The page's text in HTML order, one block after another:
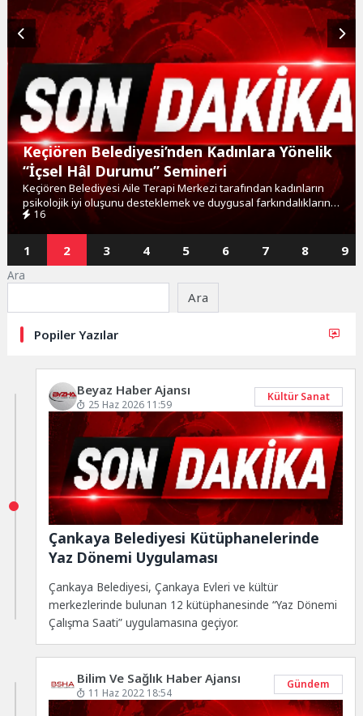
Keçiören Belediyesi’nden Kadınlara Yönelik
“İçsel Hâl Durumu” Semineri
Keçiören Belediyesi Aile Terapi Merkezi tarafından kadınların
psikolojik iyi oluşunu desteklemek ve duygusal farkındalıklarını
artırmak amacıyla "İçsel Hâl Durumu" başlıklı...
16
1 2 3 4 5 6 7 8 9
Ara
Ara
Popiler Yazılar
Beyaz Haber Ajansı
25 Haz 2026 11:59
Kültür Sanat
Çankaya Belediyesi Kütüphanelerinde
Yaz Dönemi Uygulaması
Çankaya Belediyesi, Çankaya Evleri ve kültür
merkezlerinde bulunan 12 kütüphanesinde “Yaz Dönemi
Çalışma Saati” uygulamasına geçiyor.
Bilim Ve Sağlık Haber Ajansı
11 Haz 2022 18:54
Gündem